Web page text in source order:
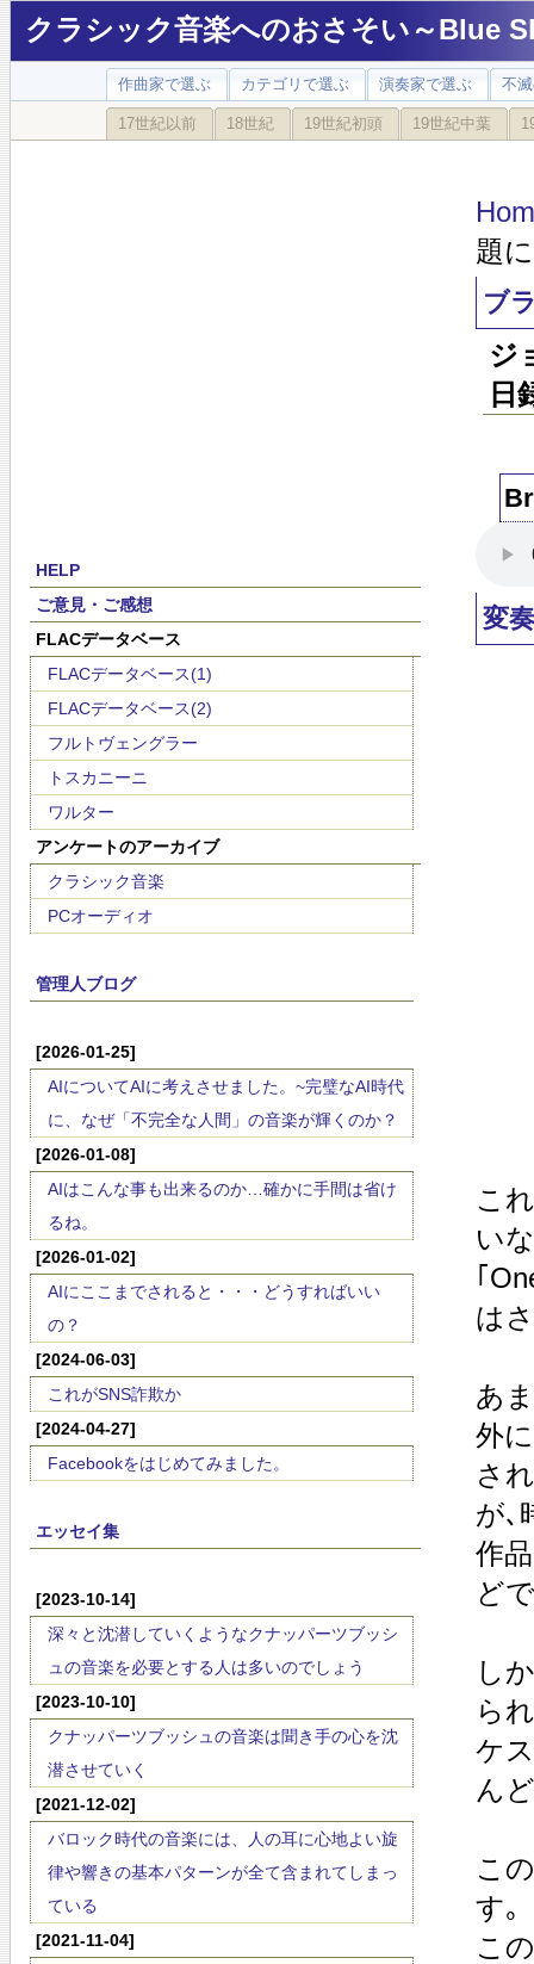
クラシック音楽へのおさそい～Blue
作曲家で選ぶ カテゴリで選ぶ 演奏家で選ぶ 不
17世紀以前 18世紀 19世紀初頭 19世紀中葉
HELP
ご意見・ご感想
FLACデータベース
FLACデータベース(1)
FLACデータベース(2)
フルトヴェングラー
トスカニーニ
ワルター
アンケートのアーカイブ
クラシック音楽
PCオーディオ
管理人ブログ
[2026-01-25]
AIについてAIに考えさせました。~完璧なAI時代
に、なぜ「不完全な人間」の音楽が輝くのか？
[2026-01-08]
AIはこんな事も出来るのか…確かに手間は省け
るね。
[2026-01-02]
AIにここまでされると・・・どうすればいい
の？
[2024-06-03]
これがSNS詐欺か
[2024-04-27]
Facebookをはじめてみました。
エッセイ集
[2023-10-14]
深々と沈潜していくようなクナッパーツブッシ
ュの音楽を必要とする人は多いのでしょう
[2023-10-10]
クナッパーツブッシュの音楽は聞き手の心を沈
潜させていく
[2021-12-02]
バロック時代の音楽には、人の耳に心地よい旋
律や響きの基本パターンが全て含まれてしまっ
ている
[2021-11-04]
題
ブ
ジ
日
変
こ
い
｢
は
あ
外
さ
が､
作
ど
し
ら
ケ
ん
こ
す｡
こ